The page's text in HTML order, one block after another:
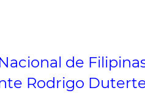
de
Rodrigo